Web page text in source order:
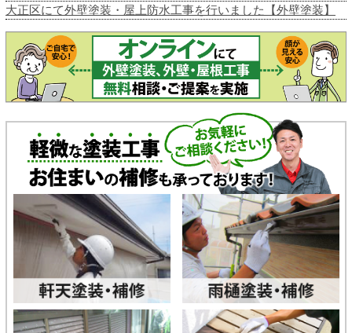
大正区にて外壁塗装・屋上防水工事を行いました【外壁塗装】